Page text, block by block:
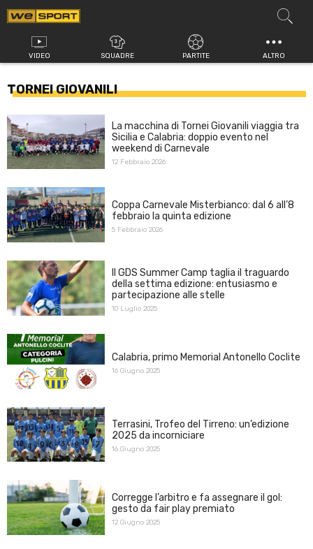
Vai
al
contenuto
VIDEO SQUADRE PARTITE ALTRO
TORNEI GIOVANILI
La macchina di Tornei Giovanili viaggia tra
Sicilia e Calabria: doppio evento nel
weekend di Carnevale
12 Febbraio 2026
Coppa Carnevale Misterbianco: dal 6 all’8
febbraio la quinta edizione
5 Febbraio 2026
Il GDS Summer Camp taglia il traguardo
della settima edizione: entusiasmo e
partecipazione alle stelle
10 Luglio 2025
Calabria, primo Memorial Antonello Coclite
16 Giugno 2025
Terrasini, Trofeo del Tirreno: un’edizione
2025 da incorniciare
16 Giugno 2025
Corregge l’arbitro e fa assegnare il gol:
gesto da fair play premiato
12 Giugno 2025